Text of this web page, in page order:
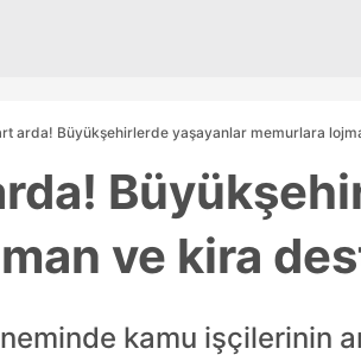
arda! Büyükşehirlerde yaşayanlar memurlara
ve kira
kamu işçilerinin